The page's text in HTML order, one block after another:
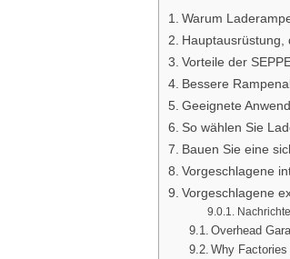
Warum
Hauptausrüstung,
Vorteile der
Bessere
Geeignete
So wählen Sie
Bauen Sie eine
Vorgeschlagene
Vorgeschlagene
Overhead
Why